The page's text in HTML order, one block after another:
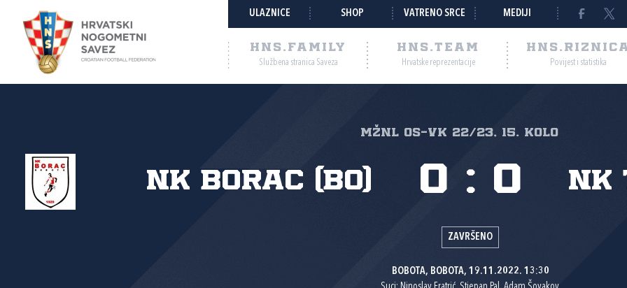
ULAZNICE SHOP VATRENO SRCE MEDIJI
HNS.FAMILY
Službena stranica Saveza
HNS.TEAM
Hrvatske reprezentacije Povijest i statistika
MŽNL Os-Vk 22/23, 15. kolo
NK Borac (Bo) NK
0 : 0
ZAVRŠENO
BOBOTA, BOBOTA, 19.11.2022. 13:30